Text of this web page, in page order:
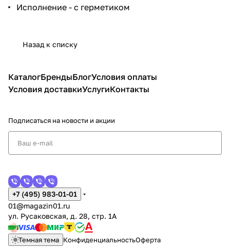
Исполнение - с герметиком
Назад к списку
КаталогБрендыБлогУсловия оплаты
Условия доставкиУслугиКонтакты
Подписаться на новости и акции
+7 (495) 983-01-01
01@magazin01.ru
ул. Русаковская, д. 28, стр. 1А
Темная тема КонфиденциальностьОферта